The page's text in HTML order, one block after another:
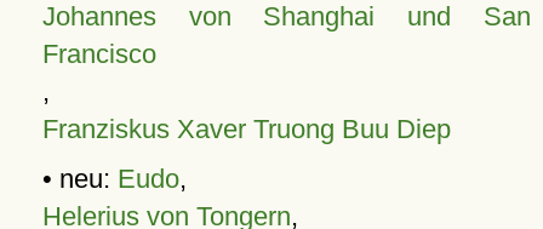
Johannes von Shanghai und San
Francisco
,
Franziskus Xaver Truong Buu Diep
• neu: Eudo,
Helerius von Tongern,